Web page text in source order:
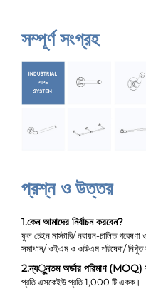
সম্পূর্ণ সংগ্রহ
প্রশ্ন ও উত্তর
1.কেন আমাদের নির্বাচন করবেন?
ফুল চেইন মাস্টারি/ নবায়ন-চালিত
সমাধান/ ওইএম ও ওডিএম পরিষেবা/ নিখুঁত
2.ন্যूনতম অর্ডার পরিমাণ
প্রতি এসকেইউ প্রতি 1,000 টি একক।